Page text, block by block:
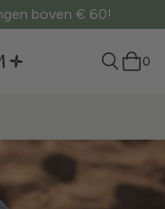
boven € 60!
0